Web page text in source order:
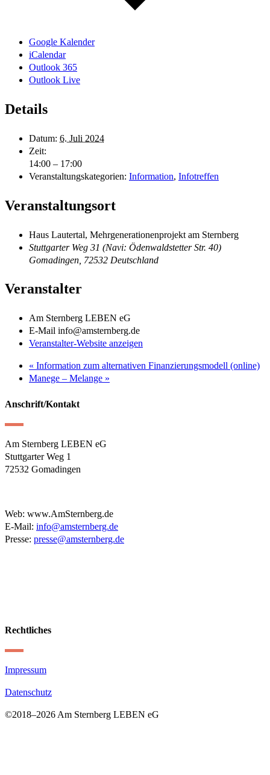
Google Kalender
iCalendar
Outlook 365
Outlook Live
Details
Datum: 6. Juli 2024
Zeit:
14:00 – 17:00
Veranstaltungskategorien: Information, Infotreffen
Veranstaltungsort
Haus Lautertal, Mehrgenerationenprojekt am Sternberg
Stuttgarter Weg 31 (Navi: Ödenwaldstetter Str. 40)
Gomadingen 72532 Deutschland
Veranstalter
Am Sternberg LEBEN eG
E-Mail info@amsternberg.de
Veranstalter-Website anzeigen
« Information zum alternativen Finanzierungsmodell (online)
Manege – Melange »
Anschrift/Kontakt
Am Sternberg LEBEN eG
Stuttgarter Weg 1
72532 Gomadingen
Web: www.AmSternberg.de
E-Mail: info@amsternberg.de
Presse: presse@amsternberg.de
Rechtliches
Impressum
Datenschutz
©2018–2026 Am Sternberg LEBEN eG